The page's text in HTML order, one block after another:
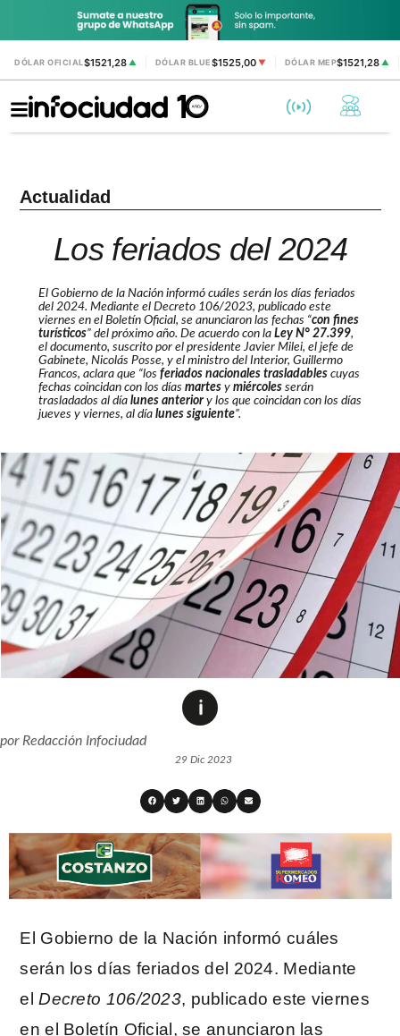
DÓLAR OFICIAL$1521,28 ▲ DÓLAR BLUE$1525,00 ▼ DÓLAR MEP$1521,28▲
Actualidad
Los feriados del 2024
El Gobierno de la Nación informó cuáles serán los días feriados
del 2024. Mediante elDecreto 106/2023, publicado este
viernes en el Boletín Oficial, se anunciaron las fechas “con fines
turísticos” del próximo año. De acuerdo con la Ley N° 27.399,
el documento, suscrito por el presidente Javier Milei, el jefe de
Gabinete, Nicolás Posse, y el ministro del Interior, Guillermo
Francos, aclara que “los feriados nacionales trasladablescuyas
fechas coincidan con los días martes y miércoles serán
trasladados al díalunes anteriory los que coincidan con los días
jueves y viernes, al díalunes siguiente”.
porRedacción Infociudad
29 Dic 2023
El Gobierno de la Nación informó cuáles
serán los días feriados del 2024. Mediante
el Decreto 106/2023, publicado este viernes
en el Boletín Oficial, se anunciaron las